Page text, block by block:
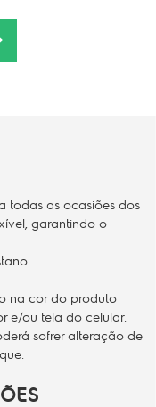
todas as ocasiões dos
garantindo o
na cor do produto
e/ou tela do celular.
sofrer alteração de